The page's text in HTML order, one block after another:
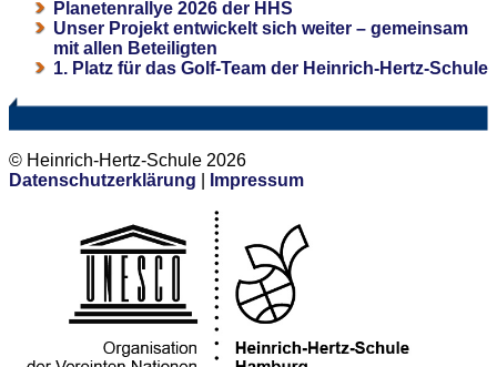
Planetenrallye 2026 der HHS
Unser Projekt entwickelt sich weiter – gemeinsam
mit allen Beteiligten
1. Platz für das Golf-Team der Heinrich-Hertz-Schule
© Heinrich-Hertz-Schule 2026
Datenschutzerklärung
Impressum